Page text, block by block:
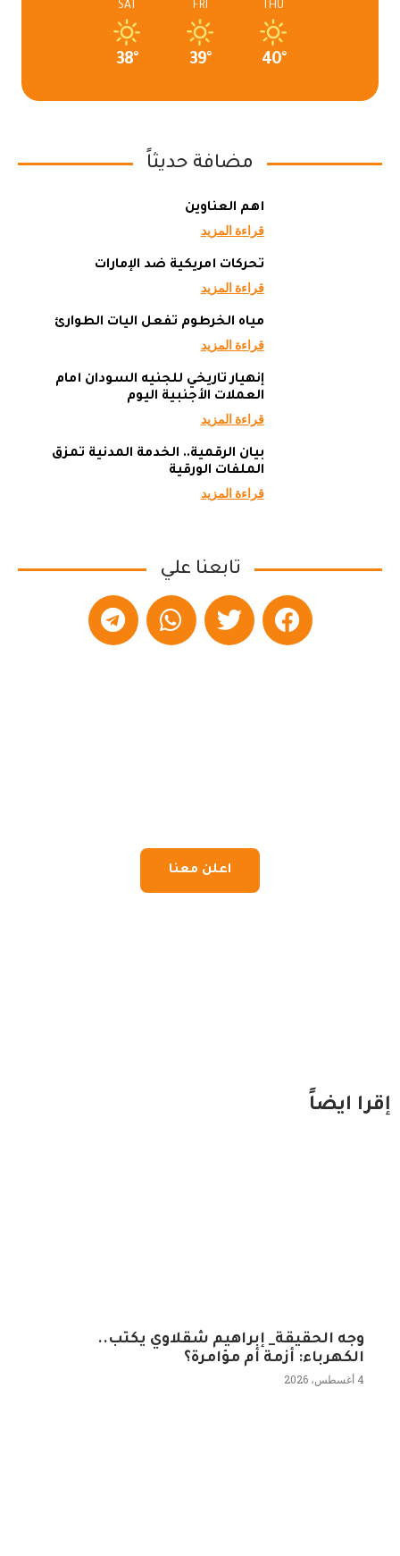
THU
40°
FRI
39°
SAT
38°
مضافة حديثاً
أهم العناوين
قراءة المزيد
تحركات أمريكية ضد الإمارات
قراءة المزيد
مياه الخرطوم تفعل آليات الطوارئ
قراءة المزيد
إنهيار تاريخي للجنيه السودان أمام
العملات الأجنبية اليوم
قراءة المزيد
بيان الرقمية.. الخدمة المدنية تمزق
الملفات الورقية
قراءة المزيد
تابعنا علي
اعلن معنا
إقرا ايضاً
وجه الحقيقة_ إبراهيم شقلاوي يكتب..
الكهرباء: أزمة أم مؤامرة؟
4 أغسطس، 2026